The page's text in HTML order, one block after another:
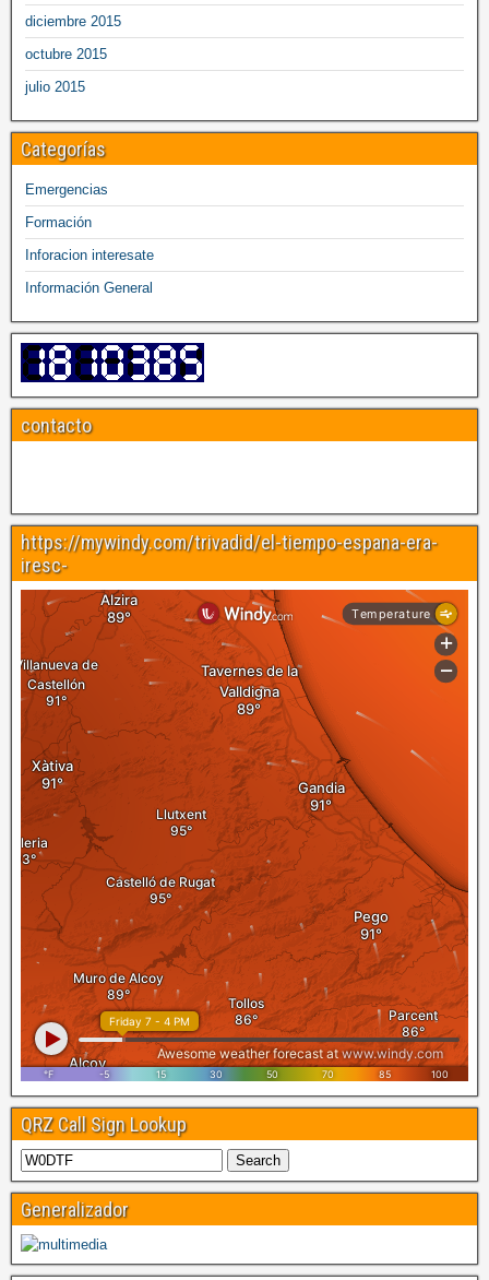
diciembre 2015
octubre 2015
julio 2015
Categorías
Emergencias
Formación
Inforacion interesate
Información General
contacto
https://mywindy.com/trivadid/el-tiempo-espana-era-
iresc-
QRZ Call Sign Lookup
Generalizador